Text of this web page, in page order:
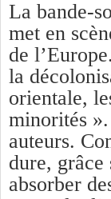
La bande-
met en
de
la
orientale,
minorités
auteurs.
dure,
absorber